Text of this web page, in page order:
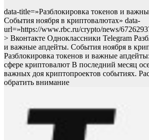
data-title=»Разблокировка токенов и
События ноября в криптовалютах» data-
url=»https://www.rbc.ru/crypto/news/
> Вконтакте Одноклассники Telegram
и важные апдейты. События ноября в
Разблокировка токенов и важные
сфере криптовалют В последний месяц
важных доя криптопроектов событиях.
обратить внимание